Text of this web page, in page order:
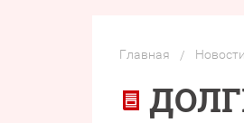
Главная / Новости